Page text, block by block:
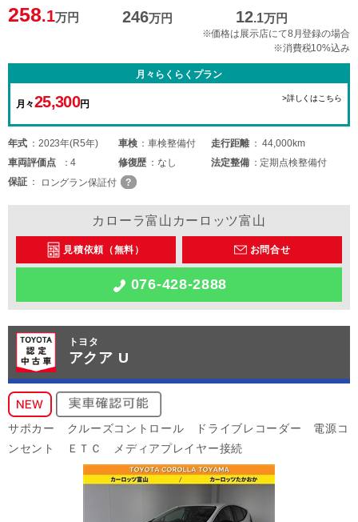
258.1万円 246万円 12.1万円
※価格は展示店にて8月登録の場合
※消費税10%込み
月々らくらくプラン
月々25,300円
>詳しくはこちら
年式 2023年(R5年) 車検 車検整備付 走行距離
44,000km
車両評価点 4 修復歴 なし 法定整備
定期点検整備付
保証
ロングラン保証付
カローラ富山カーロッツ富山
見積依頼（無料） お問合せ
076-428-2888
トヨタ
アクア U
サポカー クルーズコントロール ドライブレコーダー 電源コ
ンセント ＥＴＣ メディアプレイヤー接続